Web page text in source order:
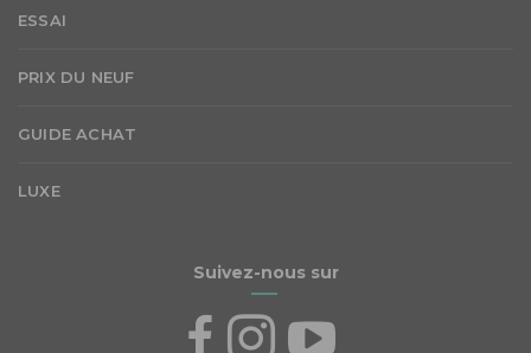
ESSAI
PRIX DU NEUF
GUIDE ACHAT
LUXE
Suivez-nous sur